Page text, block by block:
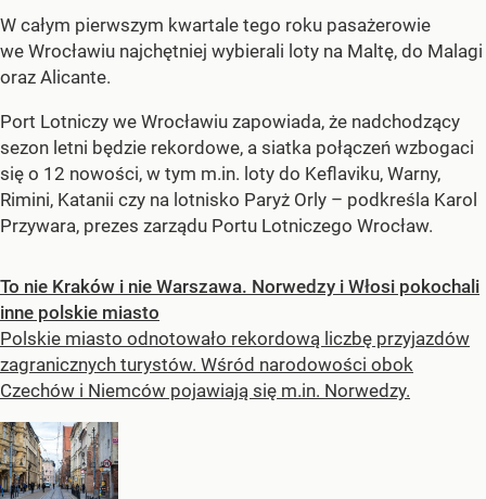
W całym pierwszym kwartale tego roku pasażerowie
we Wrocławiu najchętniej wybierali loty na Maltę, do Malagi
oraz Alicante.
Port Lotniczy we Wrocławiu zapowiada, że nadchodzący
sezon letni będzie rekordowe, a siatka połączeń wzbogaci
się o 12 nowości, w tym m.in. loty do Keflaviku, Warny,
Rimini, Katanii czy na lotnisko Paryż Orly – podkreśla Karol
Przywara, prezes zarządu Portu Lotniczego Wrocław.
To nie Kraków i nie Warszawa. Norwedzy i Włosi pokochali
inne polskie miasto
Polskie miasto odnotowało rekordową liczbę przyjazdów
zagranicznych turystów. Wśród narodowości obok
Czechów i Niemców pojawiają się m.in. Norwedzy.